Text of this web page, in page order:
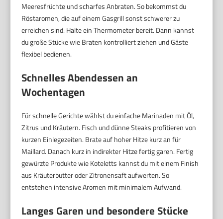
Meeresfrüchte und scharfes Anbraten. So bekommst du
Röstaromen, die auf einem Gasgrill sonst schwerer zu
erreichen sind. Halte ein Thermometer bereit. Dann kannst
du große Stücke wie Braten kontrolliert ziehen und Gäste
flexibel bedienen.
Schnelles Abendessen an
Wochentagen
Für schnelle Gerichte wählst du einfache Marinaden mit Öl,
Zitrus und Kräutern. Fisch und dünne Steaks profitieren von
kurzen Einlegezeiten. Brate auf hoher Hitze kurz an für
Maillard. Danach kurz in indirekter Hitze fertig garen. Fertig
gewürzte Produkte wie Koteletts kannst du mit einem Finish
aus Kräuterbutter oder Zitronensaft aufwerten. So
entstehen intensive Aromen mit minimalem Aufwand.
Langes Garen und besondere Stücke